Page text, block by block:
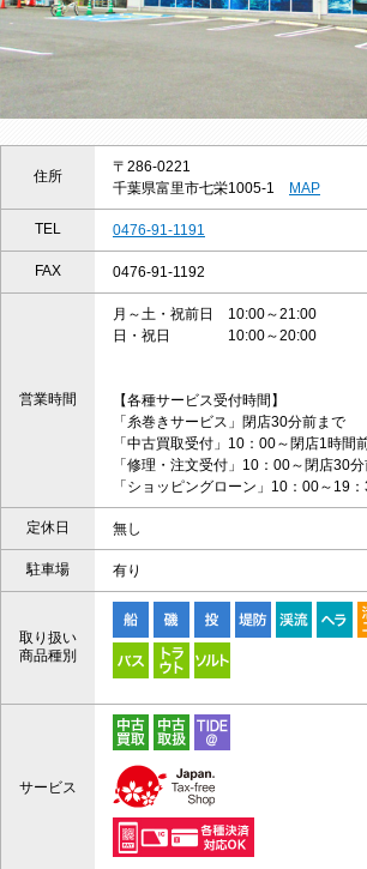
住所
〒286-0221
千葉県富里市七栄1005-1
MAP
TEL 0476-91-1191
FAX 0476-91-1192
営業時間
月～土・祝前日 10:00～21:00
日・祝日 10:00～20:00
【各種サービス受付時間】
「糸巻きサービス」閉店30分前まで
「中古買取受付」10：00～閉店1時間
「修理・注文受付」10：00～閉店30
「ショッピングローン」10：00～19
定休日 無し
駐車場 有り
取り扱い
商品種別
サービス